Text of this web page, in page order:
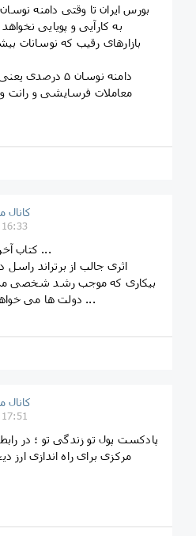
به کارآیی و پویایی
بازارهای رقیب که نوسانات
دامنه نوسان ۵
معاملات فرسایشی و رانت
کانال
کتاب آخر هفته ، در ستایش فراغت ...
اثری جالب از برتراند
بیکاری که موجب رشد شخصی
دولت ها می خواهند و آن را مذموم می دانند ...
کانال
پادکست پول تو زندگی تو ؛ در
مرکزی برای راه اندازی